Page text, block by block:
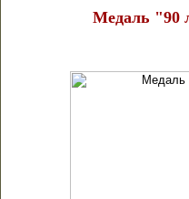
Медаль "90